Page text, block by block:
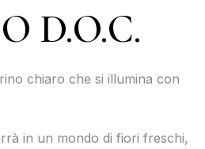
D.O.C.
chiaro che si illumina con
in un mondo di fiori freschi,